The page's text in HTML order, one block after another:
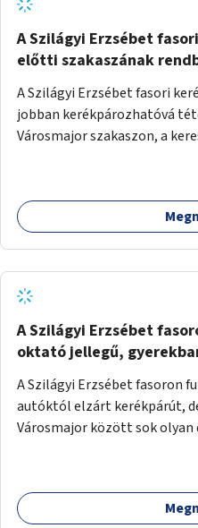
A Szilágyi Erzsébet
előtti szakaszának
A Szilágyi Erzsébet fasori
jobban kerékpározhatóvá
Városmajor szakaszon, a
forgalomtól való jobb
útvonal kijelölésével.
A Szilágyi Erzsébet
oktató jellegű,
A Szilágyi Erzsébet fasoron
autóktól elzárt kerékpárút,
Városmajor között sok
ötletem az, hogy ezt a
bemutató kerékpárúttá